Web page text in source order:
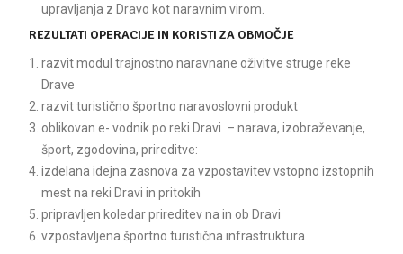
upravljanja z Dravo kot naravnim virom.
REZULTATI OPERACIJE IN KORISTI ZA OBMOČJE
razvit modul trajnostno naravnane oživitve struge reke
Drave
razvit turistično športno naravoslovni produkt
oblikovan e- vodnik po reki Dravi – narava, izobraževanje,
šport, zgodovina, prireditve:
izdelana idejna zasnova za vzpostavitev vstopno izstopnih
mest na reki Dravi in pritokih
pripravljen koledar prireditev na in ob Dravi
vzpostavljena športno turistična infrastruktura